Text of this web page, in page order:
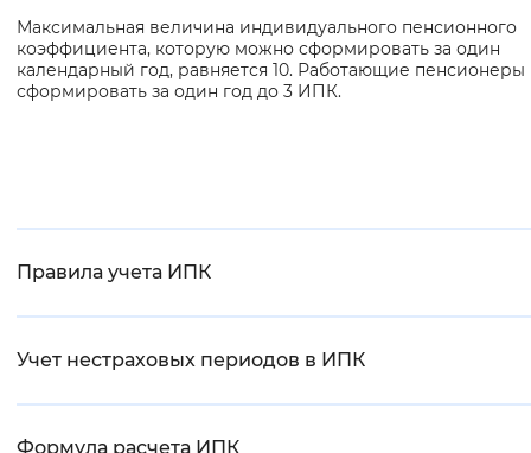
Звуковой ассистент
Воспроизвести Остановить
Максимальная величина индивидуального пенсионного
коэффициента, которую можно сформировать за один
календарный год, равняется 10. Работающие пенсионеры
сформировать за один год до 3 ИПК.
Правила учета ИПК
Учет нестраховых периодов в ИПК
Формула расчета ИПК